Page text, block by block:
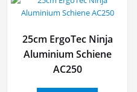
25cm ErgoTec Ninja
Aluminium Schiene
AC250